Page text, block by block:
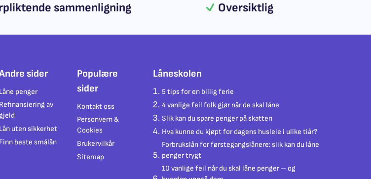
sammenligning Oversiktlig
sider
Låne penger
Refinansiering av
Lån uten sikkerhet
Finn beste smålån
Populære
sider
Kontakt oss
Personvern &
Cookies
Brukervilkår
Sitemap
Låneskolen
5 tips for en billig ferie
4 vanlige feil folk gjør når de skal låne
Slik kan du spare penger på skatten
Hva kunne du kjøpt for dagens husleie i ulike tiår?
Forbrukslån for førstegangslånere: slik kan du låne
penger trygt
10 vanlige feil når du skal låne penger – og